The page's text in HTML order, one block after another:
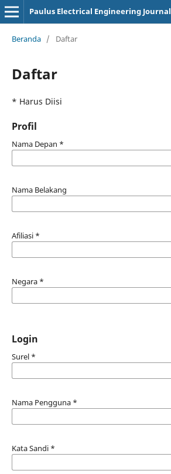
Paulus Electrical Engineering Journal
Beranda / Daftar
Daftar
* Harus Diisi
Profil
Nama Depan *
Nama Belakang
Afiliasi *
Negara *
Login
Surel *
Nama Pengguna *
Kata Sandi *